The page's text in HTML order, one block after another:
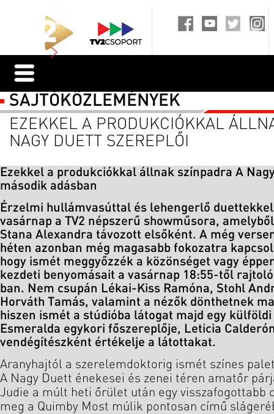
SAJTÓKÖZLEMÉNYEK
EZEKKEL A PRODUKCIÓKKAL
NAGY DUETT SZEREPLŐI
Ezekkel a produkciókkal állnak színpadra A
második adásban
Érzelmi hullámvasúttal és lehengerlő
vasárnap a TV2 népszerű showműsora,
Stana Alexandra távozott elsőként. A még
héten azonban még magasabb fokozatra
hogy ismét meggyőzzék a közönséget vagy
kezdeti benyomásait a vasárnap 18:55-től
ban. Nem csupán Lékai-Kiss Ramóna, Stohl
Horváth Tamás, valamint a nézők dönthetnek
hiszen ismét a stúdióba látogat majd egy
Esmeralda egykori főszereplője, Leticia
vendégítészként értékelje a látottakat.
Aranyhajtól a szerelemdoktorig ismét színes
A Nagy Duett énekesei és zenei téren amatőr
Judie a múlt heti őrület után egy visszafogottabb
meg a Quimby Most múlik pontosan című